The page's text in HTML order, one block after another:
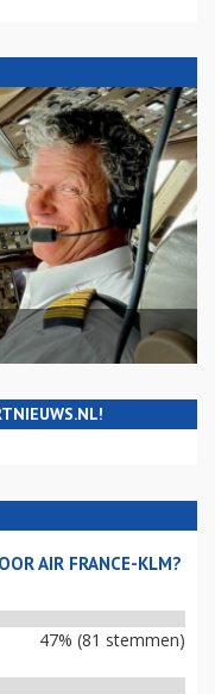
AIR FRANCE-KLM?
47% (81 stemmen)